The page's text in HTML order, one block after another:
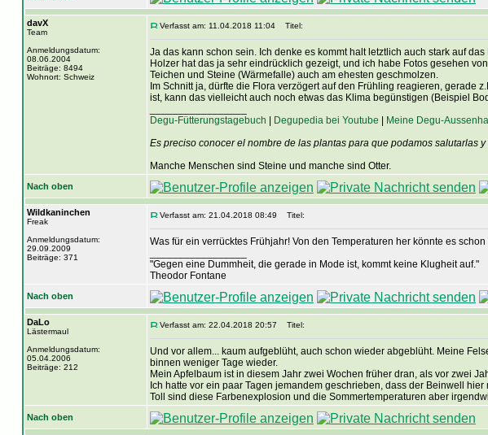
davX
Team
Anmeldungsdatum:
08.06.2004
Beiträge: 8494
Wohnort: Schweiz
Verfasst am: 11.04.2018 11:04 Titel:
Ja das kann schon sein. Ich denke es kommt halt letztlich auch stark auf
Holzer hat das ja sehr eindrücklich gezeigt, und ich habe Fotos gesehen
Teichen und Steine (Wärmefalle) auch am ehesten geschmolzen.
Im Schnitt ja, dürfte die Flora verzögert auf den Frühling reagieren,
ist, kann das vielleicht auch noch etwas das Klima begünstigen (Beispiel
Degu-Fütterungstagebuch
Degupedia bei Youtube Meine Degu-
Es preciso conocer el nombre de las plantas para que podamos salutarlas
Manche Menschen sind Steine und manche sind Otter.
Nach oben
Wildkaninchen
Freak
Anmeldungsdatum:
29.09.2009
Beiträge: 371
Verfasst am: 21.04.2018 08:49 Titel:
Was für ein verrücktes Frühjahr! Von den Temperaturen her könnte es
"Gegen eine Dummheit, die gerade in Mode ist, kommt keine Klugheit auf."
Theodor Fontane
Nach oben
DaLo
Lästermaul
Anmeldungsdatum:
05.04.2006
Beiträge: 212
Verfasst am: 22.04.2018 20:57 Titel:
Und vor allem... kaum aufgeblüht, auch schon wieder abgeblüht. Meine
binnen weniger Tage wieder.
Mein Apfelbaum ist in diesem Jahr zwei Wochen früher dran, als vor zwei
Ich hatte vor ein paar Tagen jemandem geschrieben, dass der Beinwell
Toll sind diese Farbenexplosion und die Sommertemperaturen aber
Nach oben